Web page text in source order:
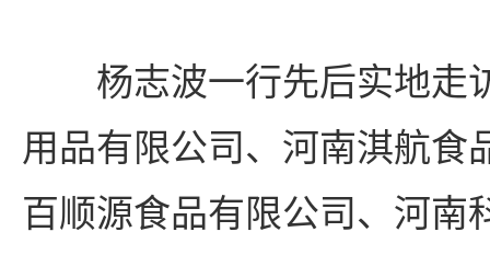
杨志波一行先后实地走
用品有限公司、河南淇航食
百顺源食品有限公司、河南